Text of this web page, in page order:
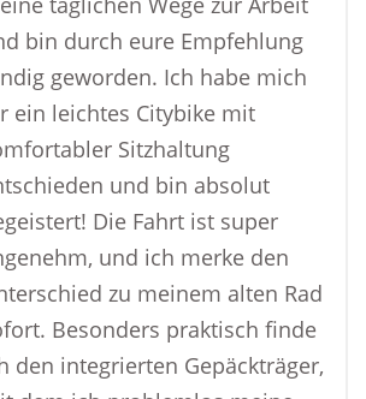
bin durch eure Empfehlung
geworden. Ich habe mich
ein leichtes Citybike mit
Sitzhaltung
und bin absolut
Die Fahrt ist super
und ich merke den
zu meinem alten Rad
Besonders praktisch finde
den integrierten Gepäckträger,